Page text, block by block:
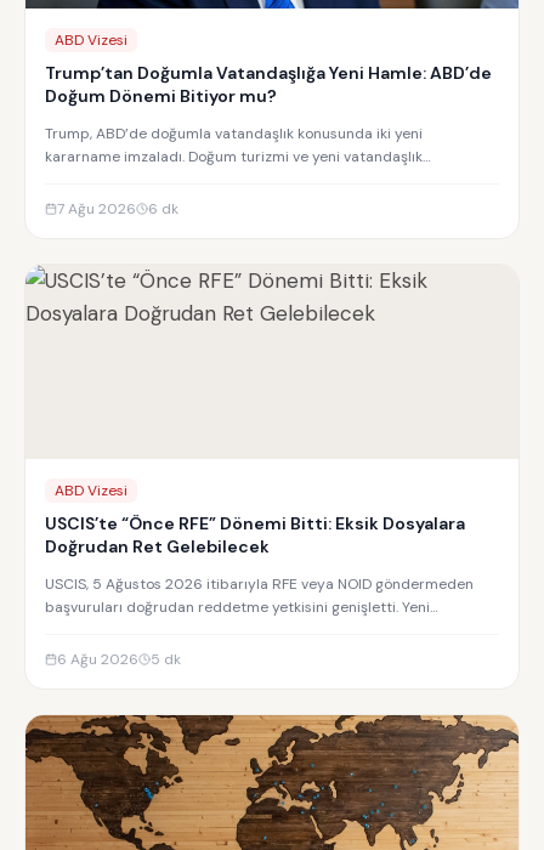
ABD Vizesi
Trump’tan Doğumla Vatandaşlığa Yeni Hamle: ABD’de
Doğum Dönemi Bitiyor mu?
Trump, ABD’de doğumla vatandaşlık konusunda iki yeni
kararname imzaladı. Doğum turizmi ve yeni vatandaşlık
7 Ağu 2026
6 dk
ABD Vizesi
USCIS’te “Önce RFE” Dönemi Bitti: Eksik Dosyalara
Doğrudan Ret Gelebilecek
USCIS, 5 Ağustos 2026 itibarıyla RFE veya NOID göndermeden
başvuruları doğrudan reddetme yetkisini genişletti. Yeni
6 Ağu 2026
5 dk